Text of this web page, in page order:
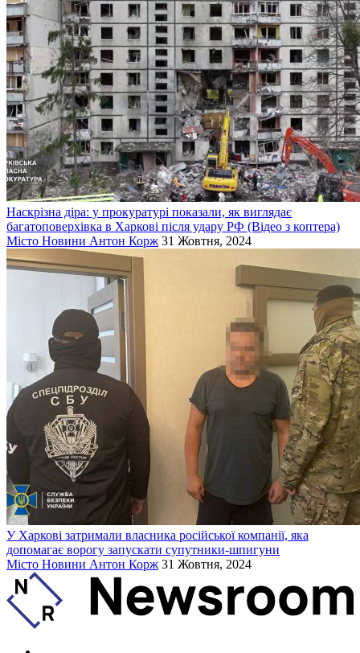
Наскрізна діра: у прокуратурі показали, як виглядає
багатоповерхівка в Харкові після удару РФ (Відео з коптера)
Місто Новини Антон Корж 31 Жовтня, 2024
У Харкові затримали власника російської компанії, яка
допомагає ворогу запускати супутники-шпигуни
Місто Новини Антон Корж 31 Жовтня, 2024